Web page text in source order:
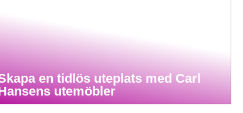
en tidlös uteplats med Carl
utemöbler